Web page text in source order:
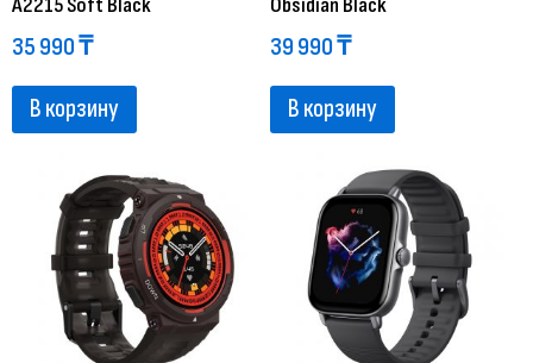
35 990₸
В корзину
39 990₸
В корзину